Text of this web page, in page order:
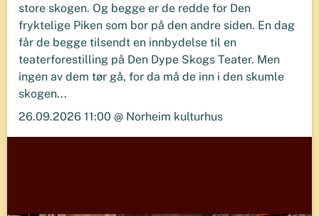
store skogen. Og begge er de redde for Den
fryktelige Piken som bor på den andre siden. En dag
får de begge tilsendt en innbydelse til en
teaterforestilling på Den Dype Skogs Teater. Men
ingen av dem tør gå, for da må de inn i den skumle
skogen...
26.09.2026 11:00 @ Norheim kulturhus